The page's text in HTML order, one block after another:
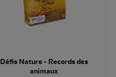
Défis Nature - Records des
animaux